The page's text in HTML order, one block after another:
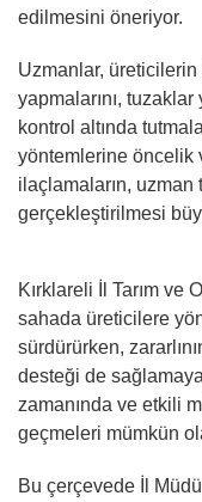
edilmesini öneriyor.
Uzmanlar,
yapmalarını,
kontrol altında
yöntemlerine öncelik
ilaçlamaların,
gerçekleştirilmesi
Kırklareli İl Tarım ve
sahada üreticilere
sürdürürken,
desteği de
zamanında ve etkili
geçmeleri mümkün
Bu çerçevede İl